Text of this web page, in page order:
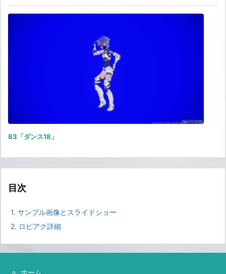
83「ダンス18」
目次
1. サンプル画像とスライドショー
2. ロビアク詳細
ホーム